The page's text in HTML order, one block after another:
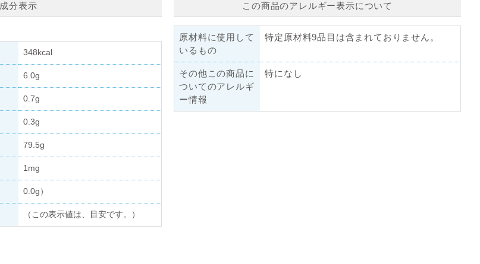
成分表示
348kcal
6.0g
0.7g
0.3g
79.5g
1mg
0.0g）
（この表示値は、目安です。）
この商品のアレルギー表示について
原材料に使用して
いるもの
特定原材料9品目は含まれておりません。
その他この商品に
ついてのアレルギ
ー情報
特になし